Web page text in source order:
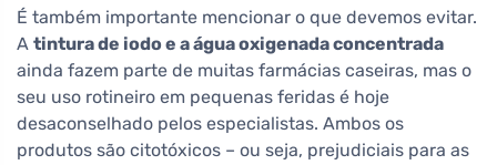
É também importante mencionar o que devemos evitar.
A tintura de iodo e a água oxigenada concentrada
ainda fazem parte de muitas farmácias caseiras, mas o
seu uso rotineiro em pequenas feridas é hoje
desaconselhado pelos especialistas. Ambos os
produtos são citotóxicos – ou seja, prejudiciais para as